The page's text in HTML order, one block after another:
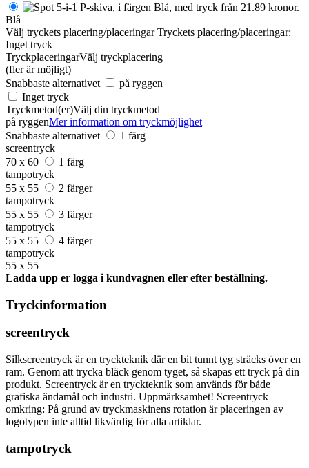
Blå
Välj tryckets placering/placeringar Tryckets placering/placeringar:
Inget tryck
TryckplaceringarVälj tryckplacering
(fler är möjligt)
Snabbaste alternativet
på ryggen
Inget tryck
Tryckmetod(er)Välj din tryckmetod
på ryggenMer information om tryckmöjlighet
Snabbaste alternativet
1 färg
screentryck
70 x 60
1 färg
tampotryck
55 x 55
2 färger
tampotryck
55 x 55
3 färger
tampotryck
55 x 55
4 färger
tampotryck
55 x 55
Ladda upp er logga i kundvagnen eller efter beställning.
Tryckinformation
screentryck
Silkscreentryck är en tryckteknik där en bit tunnt tyg sträcks över en
ram. Genom att trycka bläck genom tyget, så skapas ett tryck på din
produkt. Screentryck är en tryckteknik som används för både
grafiska ändamål och industri. Uppmärksamhet! Screentryck
omkring: På grund av tryckmaskinens rotation är placeringen av
logotypen inte alltid likvärdig för alla artiklar.
tampotryck